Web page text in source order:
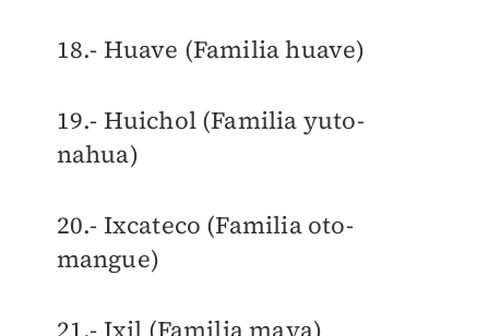
18.- Huave (Familia huave)
19.- Huichol (Familia yuto-
nahua)
20.- Ixcateco (Familia oto-
mangue)